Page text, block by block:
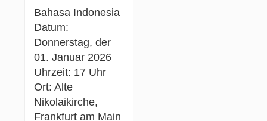
Bahasa Indonesia
Datum:
Donnerstag, der
01. Januar 2026
Uhrzeit: 17 Uhr
Ort: Alte
Nikolaikirche,
Frankfurt am Main